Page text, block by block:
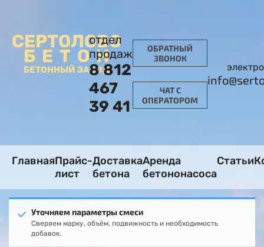
СЕРТОЛОВО
БЕТОН
БЕТОННЫЙ ЗАВОД
отдел
продаж
8 812
467
39 41
ОБРАТНЫЙ
ЗВОНОК
ЧАТ С
ОПЕРАТОРОМ
ГлавнаяПрайс-
лист
Доставка
бетона
Аренда
бетононасоса
Статьи
Уточняем параметры смеси
Сверяем марку, объём, подвижность и необходимость
добавок.